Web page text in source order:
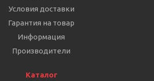
Условия доставки
Гарантия на товар
Информация
Производители
Каталог